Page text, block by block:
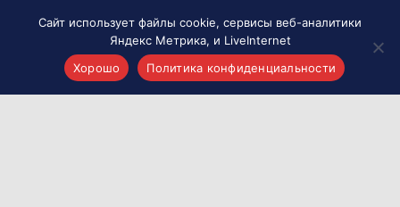
Сайт использует файлы cookie, сервисы веб-аналитики
Яндекс Метрика, и LiveInternet
Хорошо
Политика конфиденциальности